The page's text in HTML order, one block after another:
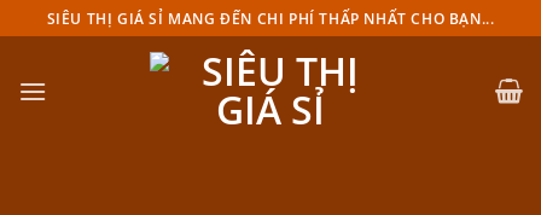
Chuyển
đến
dung
SIÊU THỊ GIÁ SỈ MANG ĐẾN CHI PHÍ THẤP NHẤT CHO BẠN...